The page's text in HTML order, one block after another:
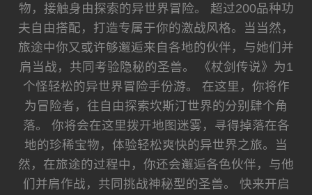
物，接触身由探索的异世界冒险。 超过200品种功
夫自由搭配，打造专属于你的激战风格。当当然，
旅途中你又或许够邂逅来自各地的伙伴，与她们并
肩当战，共同考验隐秘的圣兽。 《杖剑传说》为1
个怪轻松的异世界冒险手份游。 在这里，你将作
为冒险者，往自由探索坎斯汀世界的分别肆个角
落。 你将会在这里拨开地图迷雾，寻得掉落在各
地的珍稀宝物，体验轻松爽快的异世界之旅。当
然，在旅途的过程中，你还会邂逅各色伙伴，与他
们并肩作战，共同挑战神秘型的圣兽。 快来开启